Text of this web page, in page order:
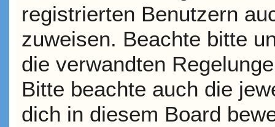
registrierten Benutzern
zuweisen. Beachte bitte
die verwandten
Bitte beachte auch die
dich in diesem Board